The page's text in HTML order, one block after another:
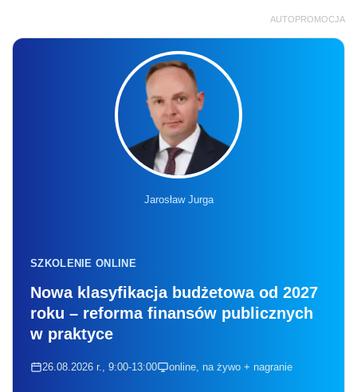
AUTOPROMOCJA
Jarosław Jurga
SZKOLENIE ONLINE
Nowa klasyfikacja budżetowa od 2027
roku – reforma finansów publicznych
w praktyce
26.08.2026 r., 9:00-13:00 online, na żywo + nagranie